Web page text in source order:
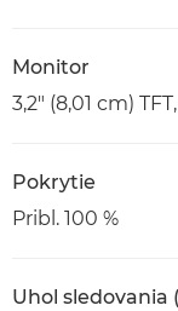
Monitor
3,2" (8,01 cm)
Pokrytie
Pribl. 100 %
Uhol